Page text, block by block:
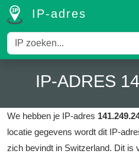
IP-adres
IP-ADRES
We hebben je IP-adres
locatie gegevens wordt dit IP-
zich bevindt in Switzerland. Dit is